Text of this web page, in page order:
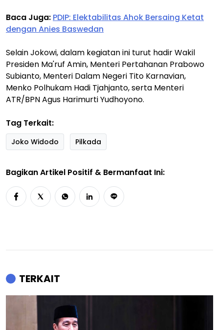
Baca Juga: PDIP: Elektabilitas Ahok Bersaing Ketat
dengan Anies Baswedan
Selain Jokowi, dalam kegiatan ini turut hadir Wakil
Presiden Ma'ruf Amin, Menteri Pertahanan Prabowo
Subianto, Menteri Dalam Negeri Tito Karnavian,
Menko Polhukam Hadi Tjahjanto, serta Menteri
ATR/BPN Agus Harimurti Yudhoyono.
Tag Terkait:
Joko Widodo Pilkada
Bagikan Artikel Positif & Bermanfaat Ini:
TERKAIT